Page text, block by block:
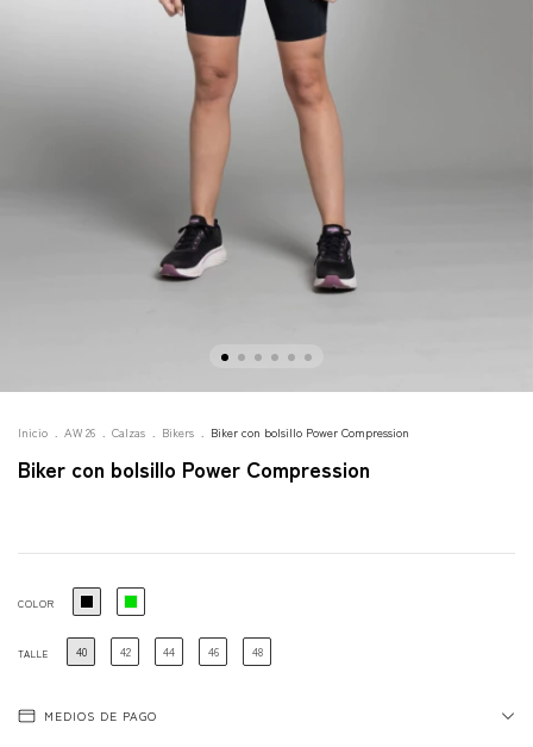
Inicio . AW 26 . Calzas . Bikers . Biker con bolsillo Power Compression
Biker con bolsillo Power Compression
COLOR
TALLE 40 42 44 46 48
MEDIOS DE PAGO